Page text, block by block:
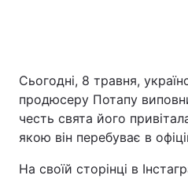
Головна
Україна
Сьогодні, 8 травня,
продюсеру Потапу
честь свята його
якою він перебуває в
На своїй сторінці в